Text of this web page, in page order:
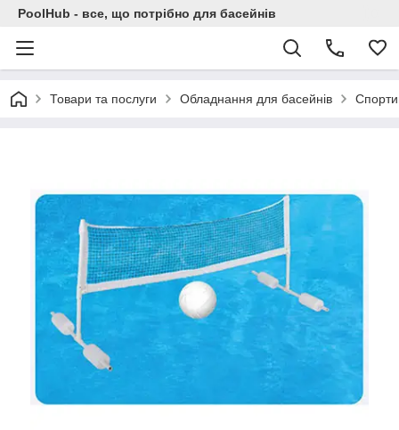
PoolHub - все, що потрібно для басейнів
Товари та послуги Обладнання для басейнів